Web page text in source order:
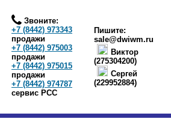
Звоните:
+7 (8442) 973343
продажи
+7 (8442) 975003
продажи
+7 (8442) 975015
продажи
+7 (8442) 974787
сервис РСС
Пишите:
sale@dwiwm.ru
Виктор
(275304200)
Сергей
(229952884)